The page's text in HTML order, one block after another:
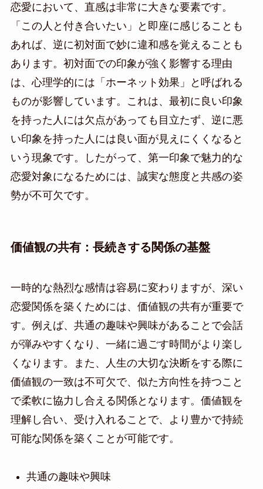
恋愛において、直感は非常に大きな要素です。
「この人と付き合いたい」と即座に感じることも
あれば、逆に初対面で妙に違和感を覚えることも
あります。初対面での印象が強く影響する理由
は、心理学的には「ホーネット効果」と呼ばれる
ものが影響しています。これは、最初に良い印象
を持った人には欠点があっても目立たず、逆に悪
い印象を持った人には良い面が見えにくくなると
いう現象です。したがって、第一印象で魅力的な
恋愛対象になるためには、誠実な態度と共感の姿
勢が不可欠です。
価値観の共有：長続きする関係の基盤
一時的な熱烈な感情は容易に変わりますが、深い
恋愛関係を築くためには、価値観の共有が重要で
す。例えば、共通の趣味や興味があることで会話
が弾みやすくなり、一緒に過ごす時間がより楽し
くなります。また、人生の大切な決断をする際に
価値観の一致は不可欠で、似た方向性を持つこと
で柔軟に協力し合える関係となります。価値観を
理解し合い、受け入れることで、より豊かで持続
可能な関係を築くことが可能です。
共通の趣味や興味